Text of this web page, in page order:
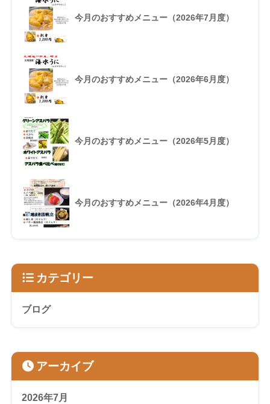
今月のおすすめメニュー（2026年7月度）
今月のおすすめメニュー（2026年6月度）
今月のおすすめメニュー（2026年5月度）
今月のおすすめメニュー（2026年4月度）
カテゴリー
ブログ
アーカイブ
2026年7月